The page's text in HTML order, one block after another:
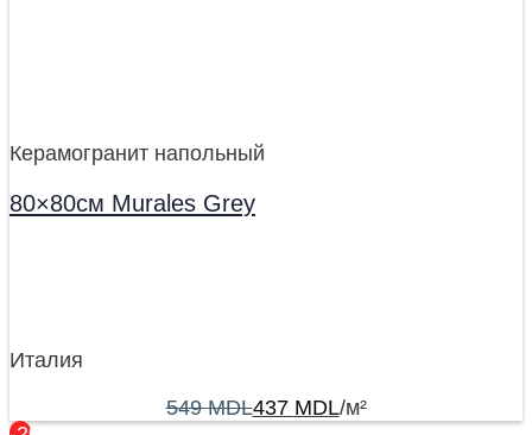
Керамогранит напольный
80×80см Murales Grey
Италия
549MDL437 MDL/м²